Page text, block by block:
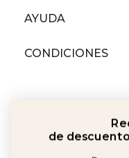
AYUDA
CONDICIONES
Por
No